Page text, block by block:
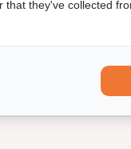
voor voertuigen met
artikelen /
they've collected